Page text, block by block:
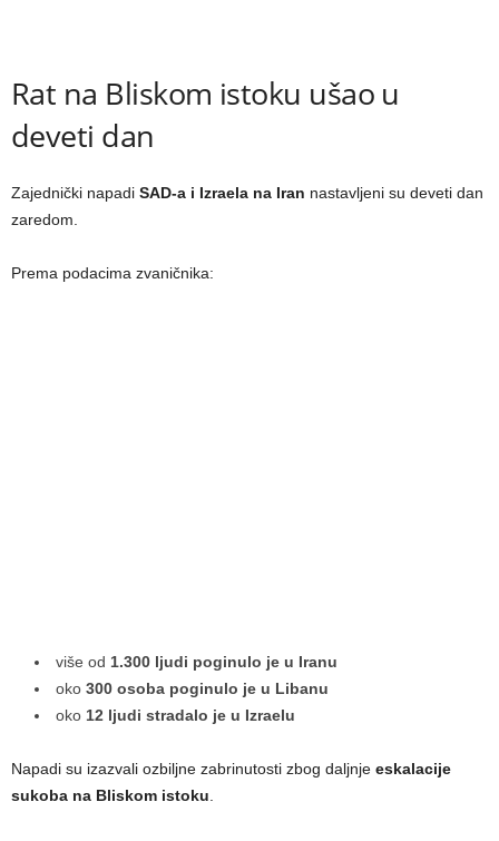
Rat na Bliskom istoku ušao u
deveti dan
Zajednički napadi SAD-a i Izraela na Iran nastavljeni su deveti dan
zaredom.
Prema podacima zvaničnika:
više od 1.300 ljudi poginulo je u Iranu
oko 300 osoba poginulo je u Libanu
oko 12 ljudi stradalo je u Izraelu
Napadi su izazvali ozbiljne zabrinutosti zbog daljnje eskalacije
sukoba na Bliskom istoku